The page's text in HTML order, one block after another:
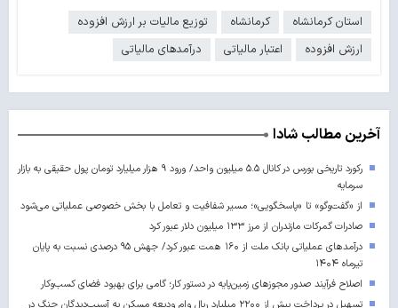
استان کرمانشاه کرمانشاه
توزیع مالیات بر ارزش افزوده
ارزش افزوده
اعتبار مالیاتی درآمدهای مالیاتی
آخرین مطالب شادا
رکورد تاریخی بورس در کانال ۵.۵ میلیون واحد/ ورود ۹ هزار میلیارد تومان پول حقیقی به بازار
سرمایه
از «گفت‌وگو» تا «پاسخگویی»؛ مسیر شفافیت و تعامل با بخش خصوصی عملیاتی می‌شود
صادرات گمرکات مازندران از مرز ۱۳۳ میلیون دلار عبور کرد
درآمدهای عملیاتی بانک ملت از ۱۶۰ همت عبور کرد/ جهش ۹۵ درصدی نسبت به پایان
تیرماه ۱۴۰۴
اصلاح فرآیند صدور مجوزهای زمین‌پایه در دستور کار؛ گامی برای بهبود فضای کسب‌وکار
تسهیل در پرداخت بیش از ۲۲۰۰ میلیارد ریال وام ودیعه مسکن به آسیب‌دیدگان جنگ در